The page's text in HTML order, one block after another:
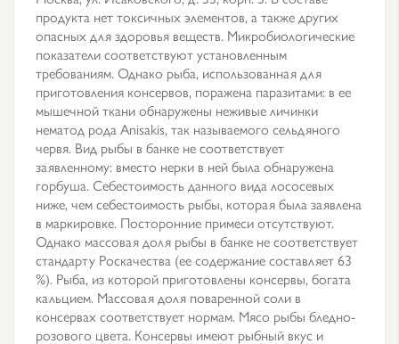
продукта нет токсичных элементов, а также других
опасных для здоровья веществ. Микробиологические
показатели соответствуют установленным
требованиям. Однако рыба, использованная для
приготовления консервов, поражена паразитами: в ее
мышечной ткани обнаружены неживые личинки
нематод рода Anisakis, так называемого сельдяного
червя. Вид рыбы в банке не соответствует
заявленному: вместо нерки в ней была обнаружена
горбуша. Себестоимость данного вида лососевых
ниже, чем себестоимость рыбы, которая была заявлена
в маркировке. Посторонние примеси отсутствуют.
Однако массовая доля рыбы в банке не соответствует
стандарту Роскачества (ее содержание составляет 63
%). Рыба, из которой приготовлены консервы, богата
кальцием. Массовая доля поваренной соли в
консервах соответствует нормам. Мясо рыбы бледно-
розового цвета. Консервы имеют рыбный вкус и